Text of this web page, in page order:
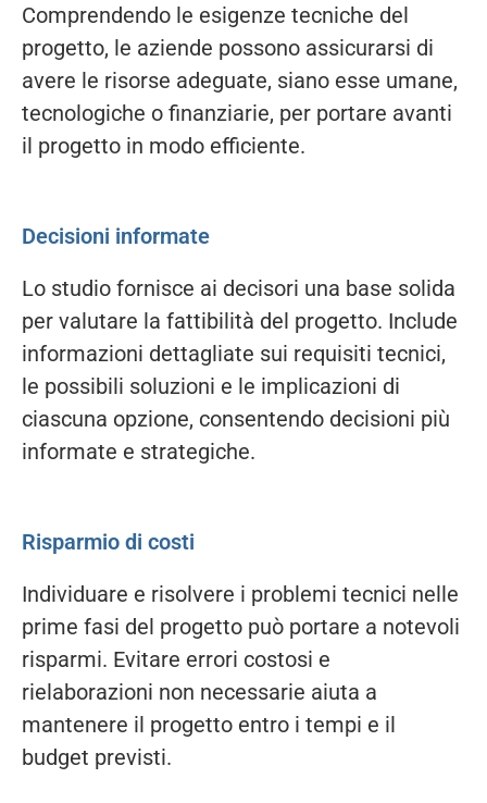
Comprendendo le esigenze tecniche del
progetto, le aziende possono assicurarsi di
avere le risorse adeguate, siano esse umane,
tecnologiche o finanziarie, per portare avanti
il progetto in modo efficiente.
Decisioni informate
Lo studio fornisce ai decisori una base solida
per valutare la fattibilità del progetto. Include
informazioni dettagliate sui requisiti tecnici,
le possibili soluzioni e le implicazioni di
ciascuna opzione, consentendo decisioni più
informate e strategiche.
Risparmio di costi
Individuare e risolvere i problemi tecnici nelle
prime fasi del progetto può portare a notevoli
risparmi. Evitare errori costosi e
rielaborazioni non necessarie aiuta a
mantenere il progetto entro i tempi e il
budget previsti.